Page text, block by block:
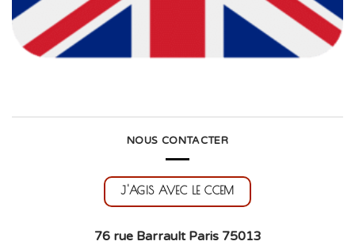
NOUS CONTACTER
J'AGIS AVEC LE CCEM
76 rue Barrault Paris 75013